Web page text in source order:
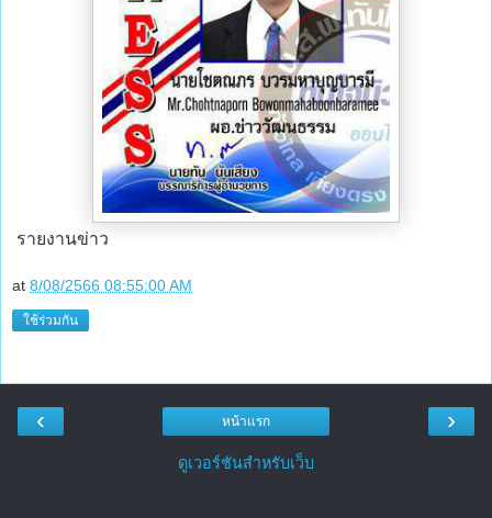
รายงานข่าว
at 8/08/2566 08:55:00 AM
ใช้ร่วมกัน
‹ ›
หน้าแรก
ดูเวอร์ชันสำหรับเว็บ